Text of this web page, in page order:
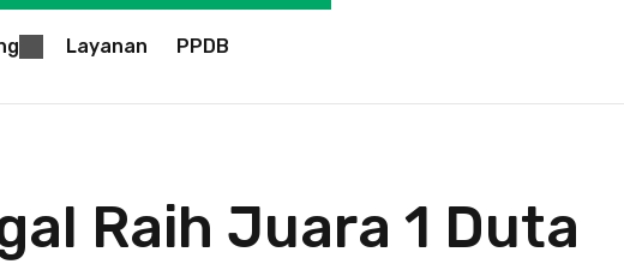
Layanan PPDB
Raih Juara 1 Duta